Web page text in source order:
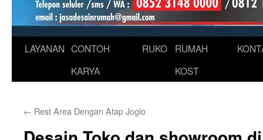
LAYANAN CONTOH
KARYA
RUKO
RUMAH
KOST
← Rest Area Dengan Atap Joglo